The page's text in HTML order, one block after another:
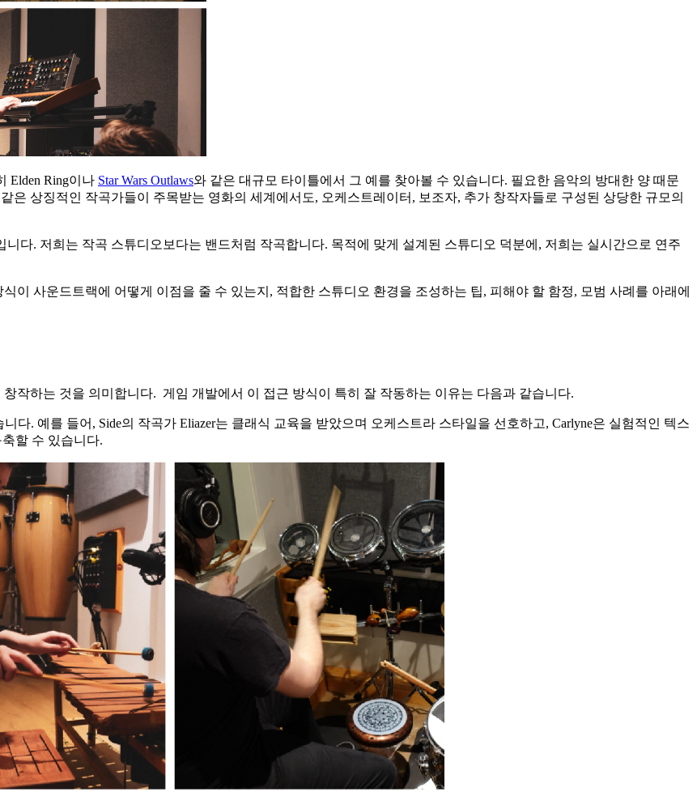
Elden Ring이나 Star Wars Outlaws와 같은 대규모 타이틀에서 그 예를 찾아볼 수 있습니다. 필요한 음악의 방대한 양 때문
은 상징적인 작곡가들이 주목받는 영화의 세계에서도, 오케스트레이터, 보조자, 추가 창작자들로 구성된 상당한 규모의
다. 저희는 작곡 스튜디오보다는 밴드처럼 작곡합니다. 목적에 맞게 설계된 스튜디오 덕분에, 저희는 실시간으로 연주
이 사운드트랙에 어떻게 이점을 줄 수 있는지, 적합한 스튜디오 환경을 조성하는 팁, 피해야 할 함정, 모범 사례를 아래에
작하는 것을 의미합니다. 게임 개발에서 이 접근 방식이 특히 잘 작동하는 이유는 다음과 같습니다.
다. 예를 들어, Side의 작곡가 Eliazer는 클래식 교육을 받았으며 오케스트라 스타일을 선호하고, Carlyne은 실험적인 텍스
할 수 있습니다.